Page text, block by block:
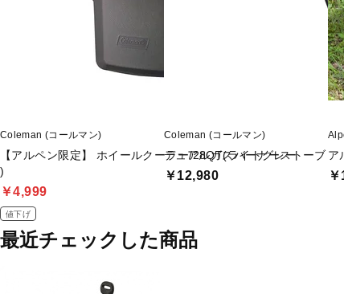
Coleman (コールマン)
【アルペン限定】 ホイールクーラー/28QT(ライトグレー
)
￥4,999
値下げ
Coleman (コールマン)
デュアルガスバーナーストーブ
￥12,980
ア
最近チェックした商品